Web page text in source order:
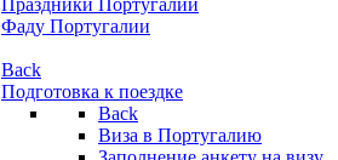
Праздники Португалии
Фаду Португалии
Back
Подготовка к поездке
Back
Виза в Португалию